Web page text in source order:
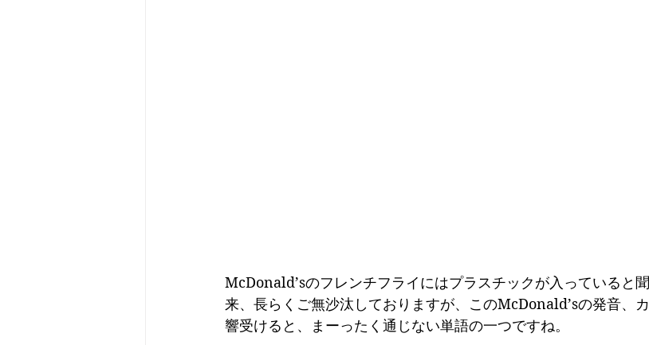
McDonald’sのフレンチフライにはプラスチックが入っていると
来、長らくご無沙汰しておりますが、このMcDonald’sの発音、
響受けると、まーったく通じない単語の一つですね。